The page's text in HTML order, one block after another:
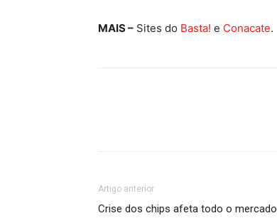
MAIS – Sites do Basta! e Conacate.
Artigo anterior
Crise dos chips afeta todo o mercado